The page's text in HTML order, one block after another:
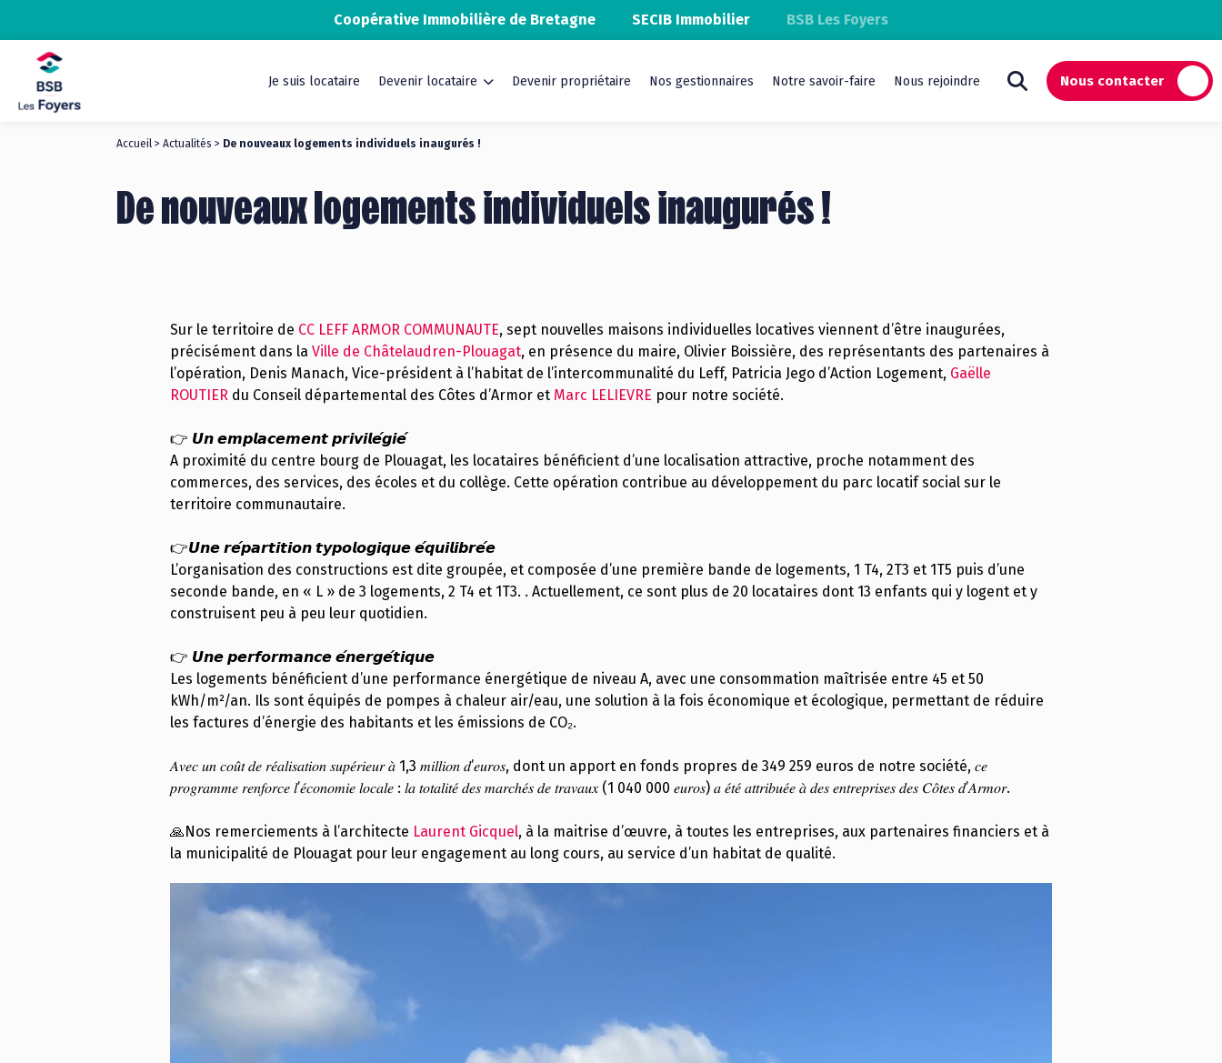
Coopérative Immobilière de Bretagne SECIB Immobilier BSB Les Foyers
Je suis locataire Devenir locataire Devenir propriétaire Nos gestionnaires Notre savoir-faire Nous rejoindre Nous contacter
Accueil > Actualités > De nouveaux logements individuels inaugurés !
De nouveaux logements individuels inaugurés !
Sur le territoire de CC LEFF ARMOR COMMUNAUTE, sept nouvelles maisons individuelles locatives viennent d’être inaugurées,
précisément dans la Ville de Châtelaudren-Plouagat, en présence du maire, Olivier Boissière, des représentants des partenaires à
l’opération, Denis Manach, Vice-président à l’habitat de l’intercommunalité du Leff, Patricia Jego d’Action Logement, Gaëlle
ROUTIER du Conseil départemental des Côtes d’Armor et Marc LELIEVRE pour notre société.
👉 𝙐𝙣 𝙚𝙢𝙥𝙡𝙖𝙘𝙚𝙢𝙚𝙣𝙩 𝙥𝙧𝙞𝙫𝙞𝙡𝙚́𝙜𝙞𝙚́
A proximité du centre bourg de Plouagat, les locataires bénéficient d’une localisation attractive, proche notamment des
commerces, des services, des écoles et du collège. Cette opération contribue au développement du parc locatif social sur le
territoire communautaire.
👉𝙐𝙣𝙚 𝙧𝙚́𝙥𝙖𝙧𝙩𝙞𝙩𝙞𝙤𝙣 𝙩𝙮𝙥𝙤𝙡𝙤𝙜𝙞𝙦𝙪𝙚 𝙚́𝙦𝙪𝙞𝙡𝙞𝙗𝙧𝙚́𝙚
L’organisation des constructions est dite groupée, et composée d’une première bande de logements, 1 T4, 2T3 et 1T5 puis d’une
seconde bande, en « L » de 3 logements, 2 T4 et 1T3. . Actuellement, ce sont plus de 20 locataires dont 13 enfants qui y logent et y
construisent peu à peu leur quotidien.
👉 𝙐𝙣𝙚 𝙥𝙚𝙧𝙛𝙤𝙧𝙢𝙖𝙣𝙘𝙚 𝙚́𝙣𝙚𝙧𝙜𝙚́𝙩𝙞𝙦𝙪𝙚
Les logements bénéficient d’une performance énergétique de niveau A, avec une consommation maîtrisée entre 45 et 50
kWh/m²/an. Ils sont équipés de pompes à chaleur air/eau, une solution à la fois économique et écologique, permettant de réduire
les factures d’énergie des habitants et les émissions de CO₂.
𝐴𝑣𝑒𝑐 𝑢𝑛 𝑐𝑜𝑢̂𝑡 𝑑𝑒 𝑟𝑒́𝑎𝑙𝑖𝑠𝑎𝑡𝑖𝑜𝑛 𝑠𝑢𝑝𝑒́𝑟𝑖𝑒𝑢𝑟 𝑎̀ 1,3 𝑚𝑖𝑙𝑙𝑖𝑜𝑛 𝑑’𝑒𝑢𝑟𝑜𝑠, dont un apport en fonds propres de 349 259 euros de notre société, 𝑐𝑒
𝑝𝑟𝑜𝑔𝑟𝑎𝑚𝑚𝑒 𝑟𝑒𝑛𝑓𝑜𝑟𝑐𝑒 𝑙’𝑒́𝑐𝑜𝑛𝑜𝑚𝑖𝑒 𝑙𝑜𝑐𝑎𝑙𝑒 : 𝑙𝑎 𝑡𝑜𝑡𝑎𝑙𝑖𝑡𝑒́ 𝑑𝑒𝑠 𝑚𝑎𝑟𝑐ℎ𝑒́𝑠 𝑑𝑒 𝑡𝑟𝑎𝑣𝑎𝑢𝑥 (1 040 000 𝑒𝑢𝑟𝑜𝑠) 𝑎 𝑒́𝑡𝑒́ 𝑎𝑡𝑡𝑟𝑖𝑏𝑢𝑒́𝑒 𝑎̀ 𝑑𝑒𝑠 𝑒𝑛𝑡𝑟𝑒𝑝𝑟𝑖𝑠𝑒𝑠 𝑑𝑒𝑠 𝐶𝑜̂𝑡𝑒𝑠 𝑑’𝐴𝑟𝑚𝑜𝑟.
🙏Nos remerciements à l’architecte Laurent Gicquel, à la maitrise d’œuvre, à toutes les entreprises, aux partenaires financiers et à
la municipalité de Plouagat pour leur engagement au long cours, au service d’un habitat de qualité.